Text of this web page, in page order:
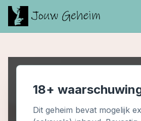
18+
Dit geheim bevat mogelijk